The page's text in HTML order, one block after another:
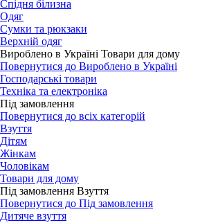
Спідня білизна
Одяг
Сумки та рюкзаки
Верхній одяг
Вироблено в Україні Товари для дому
Повернутися до Вироблено в Україні
Господарські товари
Техніка та електроніка
Під замовлення
Повернутися до всіх категорій
Взуття
Дітям
Жінкам
Чоловікам
Товари для дому
Під замовлення Взуття
Повернутися до Під замовлення
Дитяче взуття